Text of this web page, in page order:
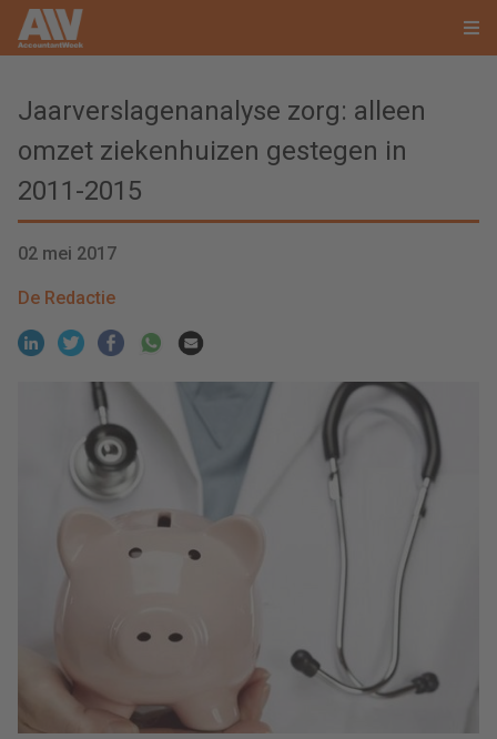
Jaarverslagenanalyse zorg: alleen
omzet ziekenhuizen gestegen in
2011-2015
02 mei 2017
De Redactie